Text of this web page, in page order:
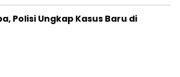
Polisi Ungkap Kasus Baru di